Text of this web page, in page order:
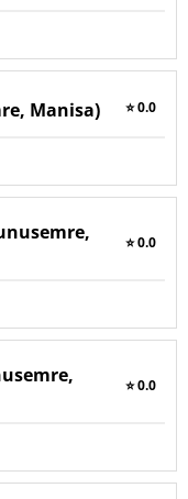
Manisa) ⭐ 0.0
⭐ 0.0
⭐ 0.0